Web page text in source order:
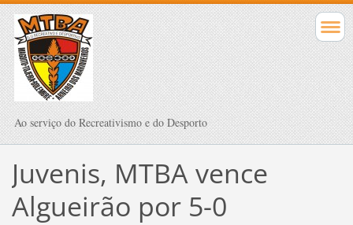
Ao serviço do Recreativismo e do Desporto
Juvenis, MTBA vence
Algueirão por 5-0